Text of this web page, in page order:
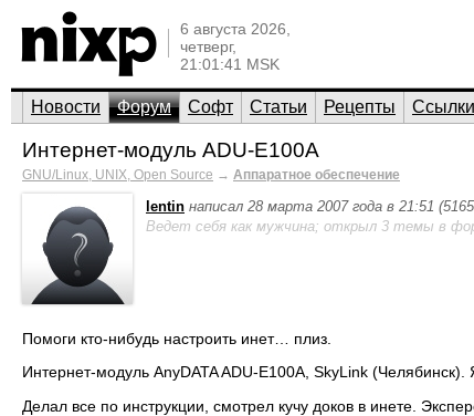
6 августа 2026,
четверг,
21:01:41 MSK
Новости Форум Софт Статьи Рецепты Ссылки
Интернет-модуль ADU-E100A
GNU/Linux, UNIX, Open Source → Аппаратное обеспечение
lentin написал 28 марта 2007 года в 21:51
Ведет себя как мужчина; открыл 3 темы в
Помоги кто-нибудь настроить инет… плиз.
Интернет-модуль AnyDATA ADU-E100A, SkyLink
Делал все по инструкции, смотрел кучу доков в инете.